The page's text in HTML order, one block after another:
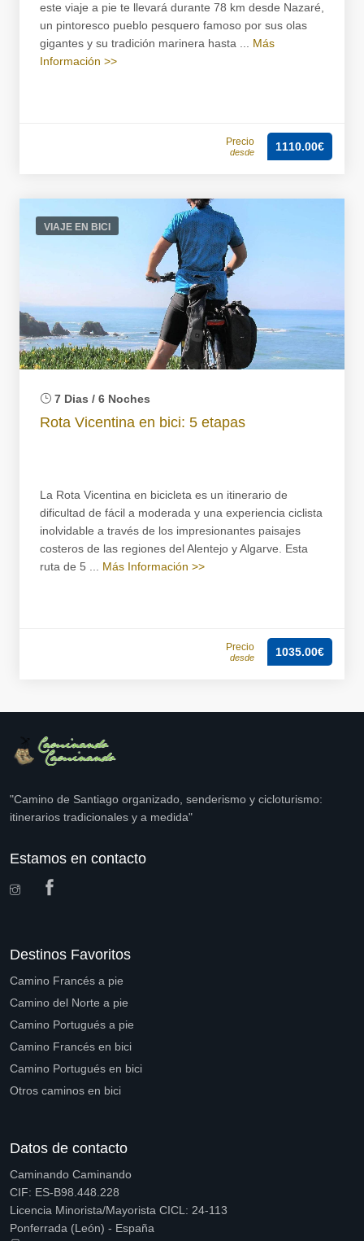
este viaje a pie te llevará durante 78 km desde Nazaré,
un pintoresco pueblo pesquero famoso por sus olas
gigantes y su tradición marinera hasta ... Más
Información >>
Precio
desde 1110.00€
VIAJE EN BICI
7 Dias / 6 Noches
Rota Vicentina en bici: 5 etapas
La Rota Vicentina en bicicleta es un itinerario de
dificultad de fácil a moderada y una experiencia ciclista
inolvidable a través de los impresionantes paisajes
costeros de las regiones del Alentejo y Algarve. Esta
ruta de 5 ... Más Información >>
Precio
desde 1035.00€
"Camino de Santiago organizado, senderismo y cicloturismo:
itinerarios tradicionales y a medida"
Estamos en contacto
Destinos Favoritos
Camino Francés a pie
Camino del Norte a pie
Camino Portugués a pie
Camino Francés en bici
Camino Portugués en bici
Otros caminos en bici
Datos de contacto
Caminando Caminando
CIF: ES-B98.448.228
Licencia Minorista/Mayorista CICL: 24-113
Ponferrada (León) - España